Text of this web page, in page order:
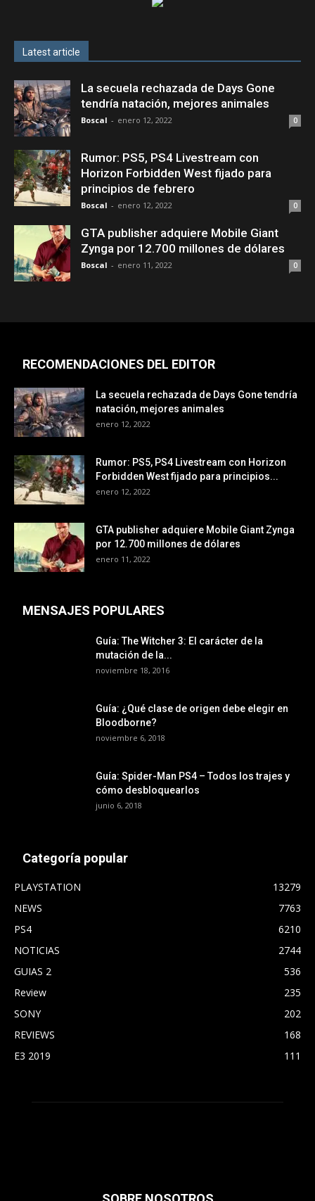
Latest article
La secuela rechazada de Days Gone
tendría natación, mejores animales
Boscal - enero 12, 2022 0
Rumor: PS5, PS4 Livestream con
Horizon Forbidden West fijado para
principios de febrero
Boscal - enero 12, 2022 0
GTA publisher adquiere Mobile Giant
Zynga por 12.700 millones de dólares
Boscal - enero 11, 2022 0
RECOMENDACIONES DEL EDITOR
La secuela rechazada de Days Gone tendría
natación, mejores animales
enero 12, 2022
Rumor: PS5, PS4 Livestream con Horizon
Forbidden West fijado para principios...
enero 12, 2022
GTA publisher adquiere Mobile Giant Zynga
por 12.700 millones de dólares
enero 11, 2022
MENSAJES POPULARES
Guía: The Witcher 3: El carácter de la
mutación de la...
noviembre 18, 2016
Guía: ¿Qué clase de origen debe elegir en
Bloodborne?
noviembre 6, 2018
Guía: Spider-Man PS4 – Todos los trajes y
cómo desbloquearlos
junio 6, 2018
Categoría popular
PLAYSTATION
13279
NEWS
7763
PS4
6210
NOTICIAS
2744
GUIAS 2
536
Review
235
SONY
202
REVIEWS
168
E3 2019
111